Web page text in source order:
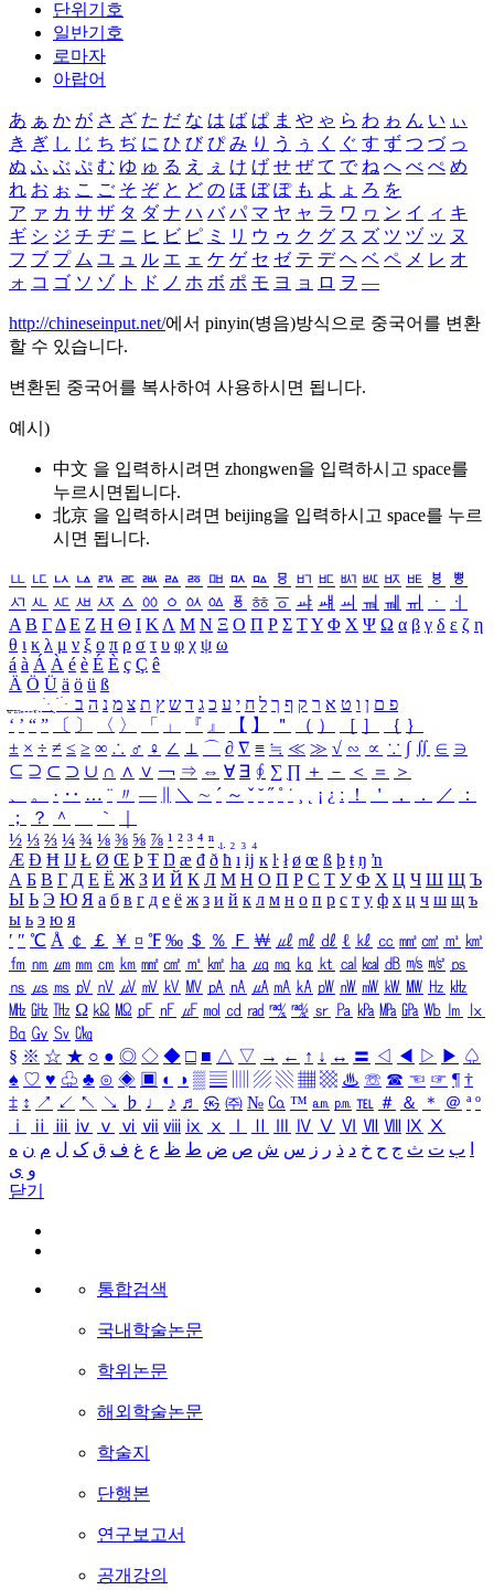
단위기호
일반기호
로마자
아랍어
あ ぁ か が さ ざ た だ な は ば ぱ ま や ゃ ら わ ゎ ん い ぃ
き ぎ し じ ち ぢ に ひ び ぴ み り う ぅ く ぐ す ず つ づ っ
ぬ ふ ぶ ぷ む ゆ ゅ る え ぇ け げ せ ぜ て で ね へ べ ぺ め
れ お ぉ こ ご そ ぞ と ど の ほ ぼ ぽ も よ ょ ろ を
ア ァ カ サ ザ タ ダ ナ ハ バ パ マ ヤ ャ ラ ワ ヮ ン イ ィ キ
ギ シ ジ チ ヂ ニ ヒ ビ ピ ミ リ ウ ゥ ク グ ス ズ ツ ヅ ッ ヌ
フ ブ プ ム ユ ュ ル エ ェ ケ ゲ セ ゼ テ デ ヘ ベ ペ メ レ オ
ォ コ ゴ ソ ゾ ト ド ノ ホ ボ ポ モ ヨ ョ ロ ヲ ―
http://chineseinput.net/에서 pinyin(병음)방식으로 중국어를 변환
할 수 있습니다.
변환된 중국어를 복사하여 사용하시면 됩니다.
예시)
中文 을 입력하시려면 zhongwen을 입력하시고 space를
누르시면됩니다.
北京 을 입력하시려면 beijing을 입력하시고 space를 누르
시면 됩니다.
ㅥ ㅦ ㅧ ㅨ ㅩ ㅪ ㅫ ㅬ ㅭ ㅮ ㅯ ㅰ ㅱ ㅲ ㅳ ㅴ ㅵ ㅶ ㅷ ㅸ
ㅹ
ㅺ ㅻ ㅼ ㅽ ㅾ ㅿ ㆀ ㆁ ㆂ ㆃ ㆄ ㆅ ㆆ ㆇ ㆈ ㆉ ㆊ ㆋ ㆌ ㆍ
ㆎ
Α Β ΓΔ Ε Ζ Η Θ Ι ΚΛ Μ Ν Ξ Ο Π Ρ Σ ΤΥ Φ Χ Ψ Ω α β γ δ ε ζ η
θ ι κ λ μ ν ξ ο π ρ σ τ υ φ χ ψ ω
á à Á À é è É È ç Ç ê
Ä Ö Ü ä ö ü ß
ִֶֹ ֻּ ׁׂ פ ם ן ו ט א ר ק ף ך ל ח י ע כ ג ד ש ץ ת צ מ נ ה ב
‘ ’ “ ” 〔 〕 〈 〉 「 」 『 』 【 】 ＂ （ ） ［ ］ ｛ ｝
± × ÷ ≠ ≤ ≥ ∞ ∴ ♂ ♀ ∠ ⊥ ⌒ ∂ ∇ ≡ ≒ ≪ ≫ √ ∽ ∝ ∵ ∫ ∬ ∈ ∋
⊆ ⊇ ⊂ ⊃ ∪ ∩ ∧ ∨ ￢ ⇒ ⇔ ∀ ∃ ∮ ∑ ∏ ＋ － ＜ ＝
＞
、
。 · ‥ … ¨ 〃 ― ＼ ∼ ´ ～ ˇ ˘ ˝ ˚ ˙ ¸ ¡ ¿ ː ！ ＇ ， ． ／
：
；
？ ＾ ｀
½ ⅓ ⅔ ¼ ¾ ⅛ ⅜ ⅝ ⅞ ¹ ² ³ ⁴ ⁿ ₁ ₂ ₃ ₄
Æ Ð Ħ Ĳ Ł Ø Œ Þ Ŧ Ŋ æ đ ð ħ ı ĳ ĸ ŀ ł ø œ ß þ ŧ ŋ ŉ
А Б В Г Д Е Ё Ж З И Й К Л М Н О П Р С Т У Ф Х Ц Ч Ш Щ Ъ
Ы Ь Э Ю Я а б в г д е ё ж з и й к л м н о п р с т у ф х ц ч ш щ ъ
ы ь э ю я
′ ″ ℃ Å ￠ ￡ ￥ ¤ ℉ ‰ ＄ ％ Ｆ ￦ ㎕ ㎖ ㎗ ℓ ㎘ ㏄ ㎣ ㎤ ㎥ ㎦
㎙ ㎚ ㎛ ㎜ ㎝ ㎞ ㎟ ㎠ ㎡ ㎢ ㏊ ㎍ ㎎ ㎏ ㏏ ㎈ ㎉ ㏈ ㎧ ㎨ ㎰
㎱ ㎲ ㎳ ㎴ ㎵ ㎶ ㎷ ㎸ ㎹ ㎀ ㎁ ㎂ ㎃ ㎄ ㎺ ㎻ ㎽ ㎾ ㎿ ㎐ ㎑
㎒ ㎓ ㎔ Ω ㏀ ㏁ ㎊ ㎋ ㎌ ㏖ ㏅ ㎭ ㎮ ㎯ ㏛ ㎩ ㎪ ㎫ ㎬ ㏝ ㏐
㏓
㏃ ㏉ ㏜ ㏆
§ ※ ☆ ★ ○ ● ◎ ◇ ◆ □ ■ △ ▽ → ← ↑ ↓ ↔ 〓 ◁ ◀ ▷ ▶ ♤
♠ ♡ ♥ ♧ ♣ ⊙ ◈ ▣ ◐ ◑ ▒ ▤ ▨ ▧ ▦ ▩ ♨ ☏ ☎ ☜ ☞ ¶ †
‡ ↕ ↗ ↙ ↖ ↘ ♭ ♩ ♪ ♬ ㉿ ㈜ № ㏇ ™ ㏂ ㏘ ℡ ＃ ＆ ＊ ＠ ª º
ⅰ
ⅱ ⅲ ⅳ ⅴ ⅵ ⅶ ⅷ ⅸ ⅹ Ⅳ Ⅴ Ⅵ Ⅶ Ⅷ Ⅸ Ⅹ
ب ت ث ج ح خ د ذ ر ز س ش ص ض ط ظ ع غ ف ق ک ل م ن ه
و ی
닫기
통합검색
국내학술논문
학위논문
해외학술논문
학술지
단행본
연구보고서
공개강의